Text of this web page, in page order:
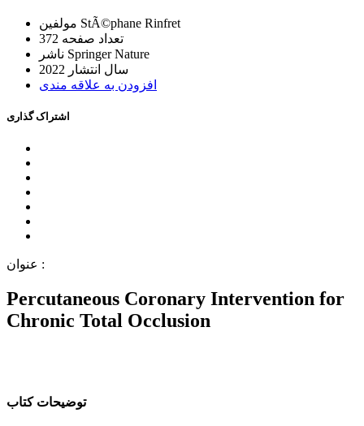
StÃ©phane Rinfret
ﺗﻌﺪاﺩ ﺻﻔﺤﻪ 372
Springer Nature
ﺳﺎﻝ اﻧﺘﺸﺎﺭ 2022
اﻓﺰﻭﺩﻥ ﺑﻪ ﻋﻼﻗﻪ ﻣﻨﺪﯼ
اﺷﺘﺮاﮎ ﮔﺬاﺭﯼ
ﻋﻨﻮاﻥ :
Percutaneous Coronary Intervention for
Chronic Total Occlusion
ﺗﻮﺿﯿﺤﺎﺕ ﮐﺘﺎﺏ